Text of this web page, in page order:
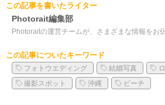
この記事を書いたライター
Photorait編集部
Photoraitの運営チームが、さまざまな情報をお
この記事についたキーワード
フォトウエディング 結婚写真
撮影スポット
沖縄 ビーチ